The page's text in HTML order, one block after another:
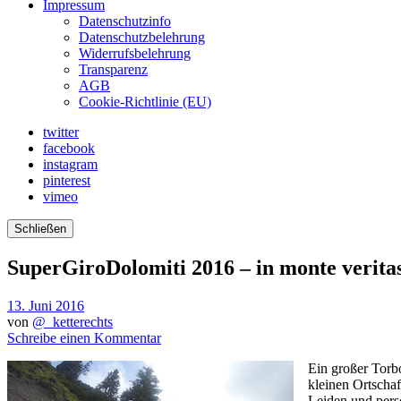
Impressum
Datenschutzinfo
Datenschutzbelehrung
Widerrufsbelehrung
Transparenz
AGB
Cookie-Richtlinie (EU)
twitter
facebook
instagram
pinterest
vimeo
Schließen
SuperGiroDolomiti 2016 – in monte
13. Juni 2016
von @_ketterechts
Schreibe einen Kommentar
Ein großer
kleinen